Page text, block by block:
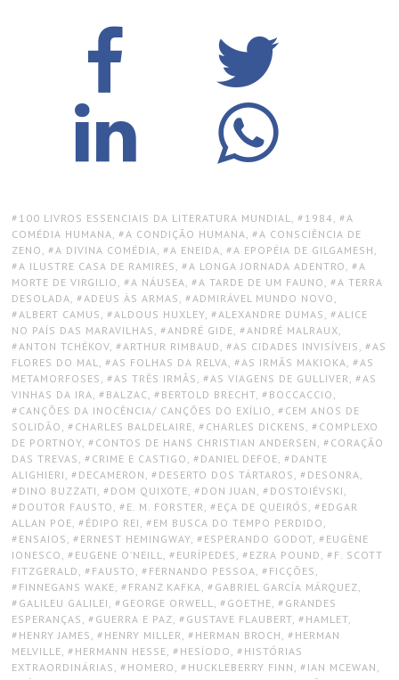
TAGS:
100 LIVROS ESSENCIAIS DA LITERATURA MUNDIAL, 1984, A
COMÉDIA HUMANA, A CONDIÇÃO HUMANA, A CONSCIÊNCIA DE
ZENO , A DIVINA COMÉDIA, A ENEIDA, A EPOPÉIA DE GILGAMESH ,
A ILUSTRE CASA DE RAMIRES , A LONGA JORNADA ADENTRO , A
MORTE DE VIRGILIO , A NÁUSEA, A TARDE DE UM FAUNO , A TERRA
DESOLADA, ADEUS ÀS ARMAS , ADMIRÁVEL MUNDO NOVO ,
ALBERT CAMUS , ALDOUS HUXLEY, ALEXANDRE DUMAS , ALICE
NO PAÍS DAS MARAVILHAS , ANDRÉ GIDE, ANDRÉ MALRAUX,
ANTON TCHÉKOV, ARTHUR RIMBAUD , AS CIDADES INVISÍVEIS , AS
FLORES DO MAL, AS FOLHAS DA RELVA, AS IRMÃS MAKIOKA, AS
METAMORFOSES , AS TRÊS IRMÃS , AS VIAGENS DE GULLIVER, AS
VINHAS DA IRA, BALZAC, BERTOLD BRECHT, BOCCACCIO ,
CANÇÕES DA INOCÊNCIA/ CANÇÕES DO EXÍLIO , CEM ANOS DE
SOLIDÃO , CHARLES BALDELAIRE, CHARLES DICKENS , COMPLEXO
DE PORTNOY, CONTOS DE HANS CHRISTIAN ANDERSEN , CORAÇÃO
DAS TREVAS , CRIME E CASTIGO , DANIEL DEFOE, DANTE
ALIGHIERI , DECAMERON , DESERTO DOS TÁRTAROS , DESONRA,
DINO BUZZATI , DOM QUIXOTE, DON JUAN , DOSTOIÉVSKI ,
DOUTOR FAUSTO , E. M. FORSTER, EÇA DE QUEIRÓS , EDGAR
ALLAN POE, ÉDIPO REI , EM BUSCA DO TEMPO PERDIDO ,
ENSAIOS , ERNEST HEMINGWAY, ESPERANDO GODOT, EUGÈNE
IONESCO , EUGENE O’NEILL, EURÍPEDES , EZRA POUND , F. SCOTT
FITZGERALD , FAUSTO , FERNANDO PESSOA, FICÇÕES ,
FINNEGANS WAKE, FRANZ KAFKA, GABRIEL GARCÍA MÁRQUEZ,
GALILEU GALILEI , GEORGE ORWELL, GOETHE, GRANDES
ESPERANÇAS , GUERRA E PAZ, GUSTAVE FLAUBERT, HAMLET,
HENRY JAMES , HENRY MILLER, HERMAN BROCH , HERMAN
MELVILLE, HERMANN HESSE, HESÍODO , HISTÓRIAS
EXTRAORDINÁRIAS , HOMERO , HUCKLEBERRY FINN , IAN MCEWAN ,